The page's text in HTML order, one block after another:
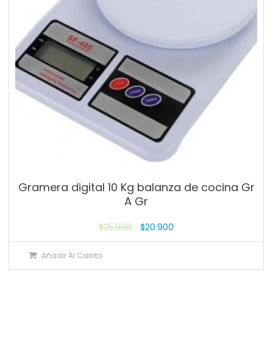
Gramera digital 10 Kg balanza de cocina Gr
A Gr
$25.900 $20.900
Añadir Al Carrito